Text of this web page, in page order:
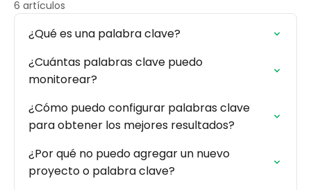
6 artículos
¿Qué es una palabra clave?
¿Cuántas palabras clave puedo
monitorear?
¿Cómo puedo configurar palabras clave
para obtener los mejores resultados?
¿Por qué no puedo agregar un nuevo
proyecto o palabra clave?